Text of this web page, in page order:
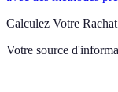
Calculez Votre Rachat
Votre source